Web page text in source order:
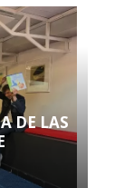
DE LAS